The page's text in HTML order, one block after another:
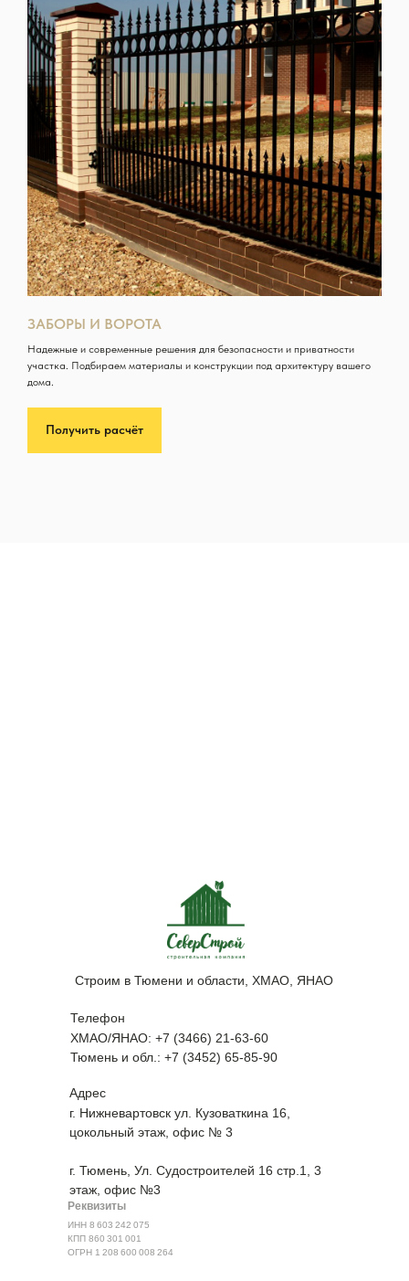
ЗАБОРЫ И ВОРОТА
Надежные и современные решения для безопасности и приватности
участка. Подбираем материалы и конструкции под архитектуру вашего
дома.
Получить расчёт
Телефон
Строим в Тюмени и области, ХМАО, ЯНАО
ХМАО/ЯНАО: +7 (3466) 21-63-60
Тюмень и обл.: +7 (3452) 65-85-90
Адрес
г. Нижневартовск ул. Кузоваткина 16,
цокольный этаж, офис № 3
г. Тюмень, ​Ул. Судостроителей 16 стр.1, 3
этаж, офис №3
Реквизиты
ИНН 8 603 242 075
КПП 860 301 001
ОГРН 1 208 600 008 264